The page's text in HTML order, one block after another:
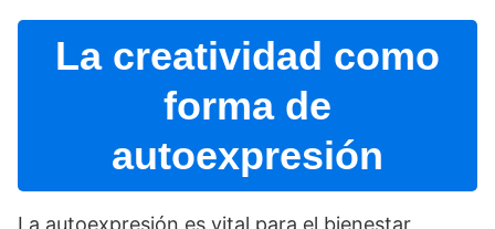
La creatividad como
forma de
autoexpresión
La autoexpresión es vital para el bienestar